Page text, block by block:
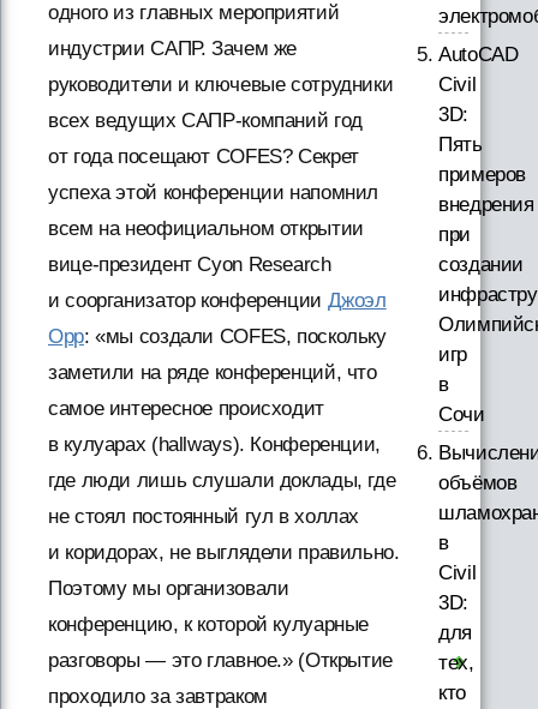
одного из главных мероприятий
индустрии САПР. Зачем же
руководители и ключевые сотрудники
всех ведущих САПР-компаний год
от года посещают COFES? Секрет
успеха этой конференции напомнил
всем на неофициальном открытии
вице-президент Cyon Research
и соорганизатор конференции Джоэл
Орр: «мы создали COFES, поскольку
заметили на ряде конференций, что
самое интересное происходит
в кулуарах (hallways). Конференции,
где люди лишь слушали доклады, где
не стоял постоянный гул в холлах
и коридорах, не выглядели правильно.
Поэтому мы организовали
конференцию, к которой кулуарные
разговоры — это главное.» (Открытие
проходило за завтраком
AutoCAD
Civil
3D:
Пять
примеров
внедрения
при
создании
игр
в
Сочи
объёмов
в
Civil
3D:
для
тех,
кто